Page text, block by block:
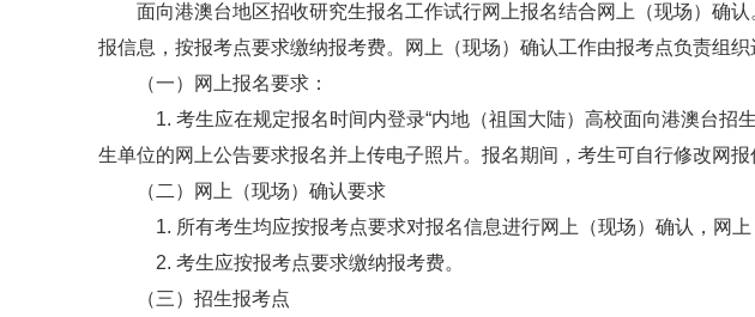
面向港澳台地区招收研究生报名工作试行网上报名结合网上（现场）确
报信息，按报考点要求缴纳报考费。网上（现场）确认工作由报考点负责组织
（一）网上报名要求：
1. 考生应在规定报名时间内登录“内地（祖国大陆）高校面向港澳台招
生单位的网上公告要求报名并上传电子照片。报名期间，考生可自行修改网报
（二）网上（现场）确认要求
1. 所有考生均应按报考点要求对报名信息进行网上（现场）确认，网
2. 考生应按报考点要求缴纳报考费。
（三）招生报考点